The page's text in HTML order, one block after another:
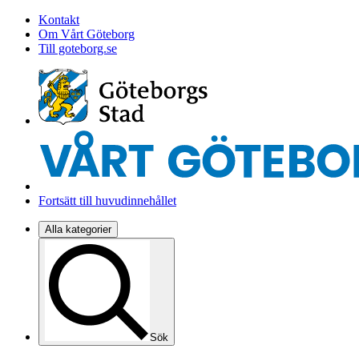
Kontakt
Om Vårt Göteborg
Till goteborg.se
Fortsätt till huvudinnehållet
Alla kategorier
Sök